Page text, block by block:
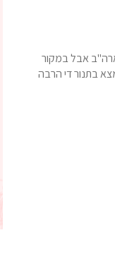
אבל במקור
בתנור די הרבה